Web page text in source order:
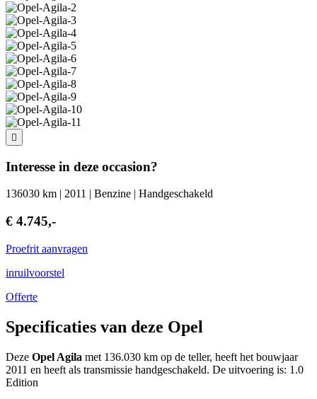
Interesse in deze occasion?
136030 km | 2011 | Benzine | Handgeschakeld
€ 4.745,-
Proefrit aanvragen
inruilvoorstel
Offerte
Specificaties van deze Opel
Deze Opel Agila met 136.030 km op de teller, heeft het bouwjaar
2011 en heeft als transmissie handgeschakeld. De uitvoering is: 1.0
Edition